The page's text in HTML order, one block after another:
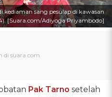
kediaman sang pesulap di kawasan
[Suara.com/Adiyoga Priyambodo]
Pak Tarno setelah